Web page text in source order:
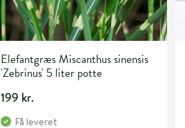
Elefantgræs Miscanthus sinensis
'Zebrinus' 5 liter potte
199 kr.
Få leveret